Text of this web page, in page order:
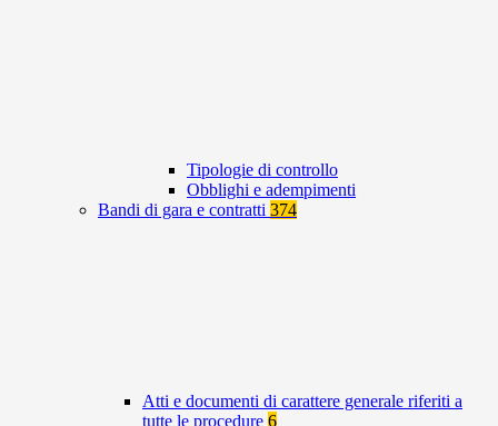
Tipologie di controllo
Obblighi e adempimenti
Bandi di gara e contratti 374
Atti e documenti di carattere generale riferiti a
tutte le procedure 6